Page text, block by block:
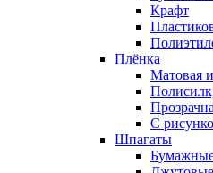
Крафт
Плёнка
Матовая
С
Шпагаты